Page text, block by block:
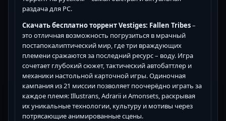
раздача для PC.
Скачать бесплатно торрент Vestiges: Fallen Tribes–
это отличная возможность погрузиться в мрачный
постапокалиптический мир, где три враждующих
племени сражаются за последний ресурс – воду. Игра
сочетает глубокий сюжет, тактический автобаттлер и
механики настольной карточной игры. Одиночная
кампания из 21 миссии позволяет поочерёдно играть за
каждое племя: Illustrans, Adrarii и Amonsets, раскрывая
их уникальные технологии, культуру и мотивы через
потрясающие анимированные сцены.